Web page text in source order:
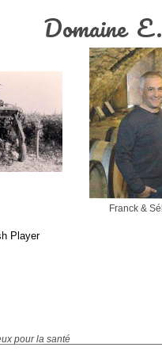
Franck &
pour la santé
Player
Domaine